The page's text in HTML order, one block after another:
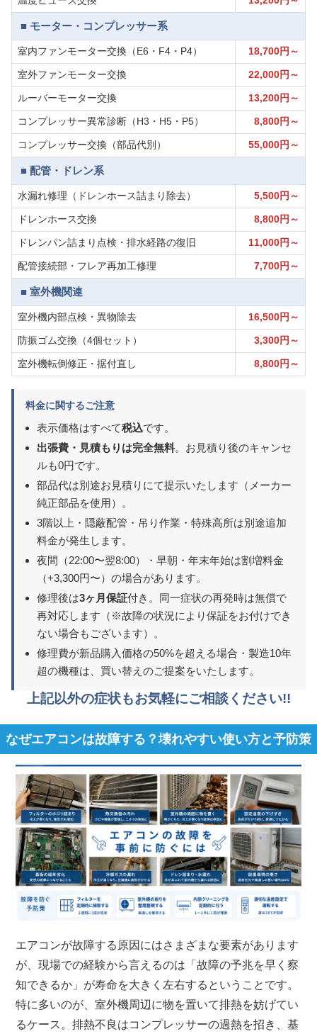
■ モーター・コンプレッサー系
室内ファンモーター交換（E6・F4・P4） 18,700円～
室外ファンモーター交換 22,000円～
ルーバーモーター交換 13,200円～
コンプレッサー異常診断（H3・H5・P5） 8,800円～
コンプレッサー交換（部品代別） 55,000円～
■ 配管・ドレン系
水漏れ修理（ドレンホース詰まり除去） 5,500円～
ドレンホース交換 8,800円～
ドレンパン詰まり点検・排水経路の復旧 11,000円～
配管接続部・フレア再加工修理 7,700円～
■ 室外機関連
室外機内部点検・異物除去 16,500円～
防振ゴム交換（4個セット） 3,300円～
室外機転倒修正・据付直し 8,800円～
料金に関するご注意
表示価格はすべて税込です。
出張費・見積もりは完全無料。お見積り後のキャンセ
ルも0円です。
部品代は別途お見積りにて提示いたします（メーカー
純正部品を使用）。
3階以上・隠蔽配管・吊り作業・特殊高所は別途追加
料金が発生します。
夜間（22:00〜翌8:00）・早朝・年末年始は割増料金
（+3,300円〜）の場合があります。
修理後は3ヶ月保証付き。同一症状の再発時は無償で
再対応します（※故障の状況により保証をお付けでき
ない場合もございます）。
修理費が新品購入価格の50%を超える場合・製造10年
超の機種は、買い替えのご提案をいたします。
上記以外の症状もお気軽にご相談ください!!
なぜエアコンは故障する？壊れやすい使い方と予防策
エアコンが故障する原因にはさまざまな要素があります
が、現場での経験から言えるのは「故障の予兆を早く察
知できるか」が寿命を大きく左右するということです。
特に多いのが、室外機周辺に物を置いて排熱を妨げてい
るケース。排熱不良はコンプレッサーの過熱を招き、基